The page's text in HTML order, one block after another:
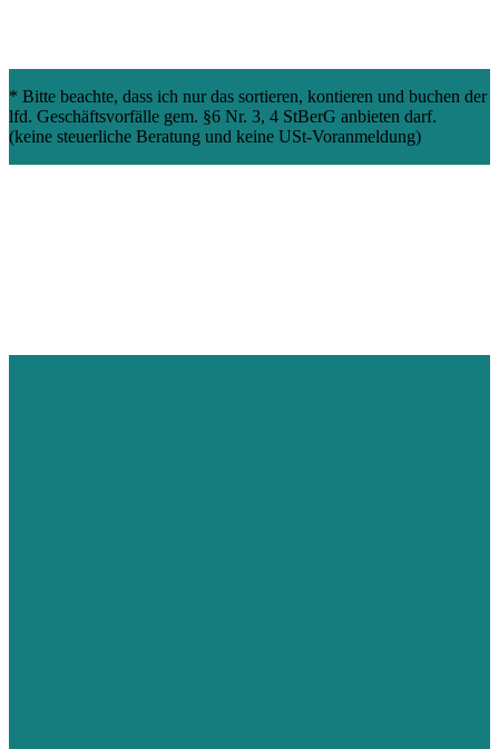
* Bitte beachte, dass ich nur das sortieren, kontieren und buchen der
lfd. Geschäftsvorfälle gem. §6 Nr. 3, 4 StBerG anbieten darf.
(keine steuerliche Beratung und keine USt-Voranmeldung)